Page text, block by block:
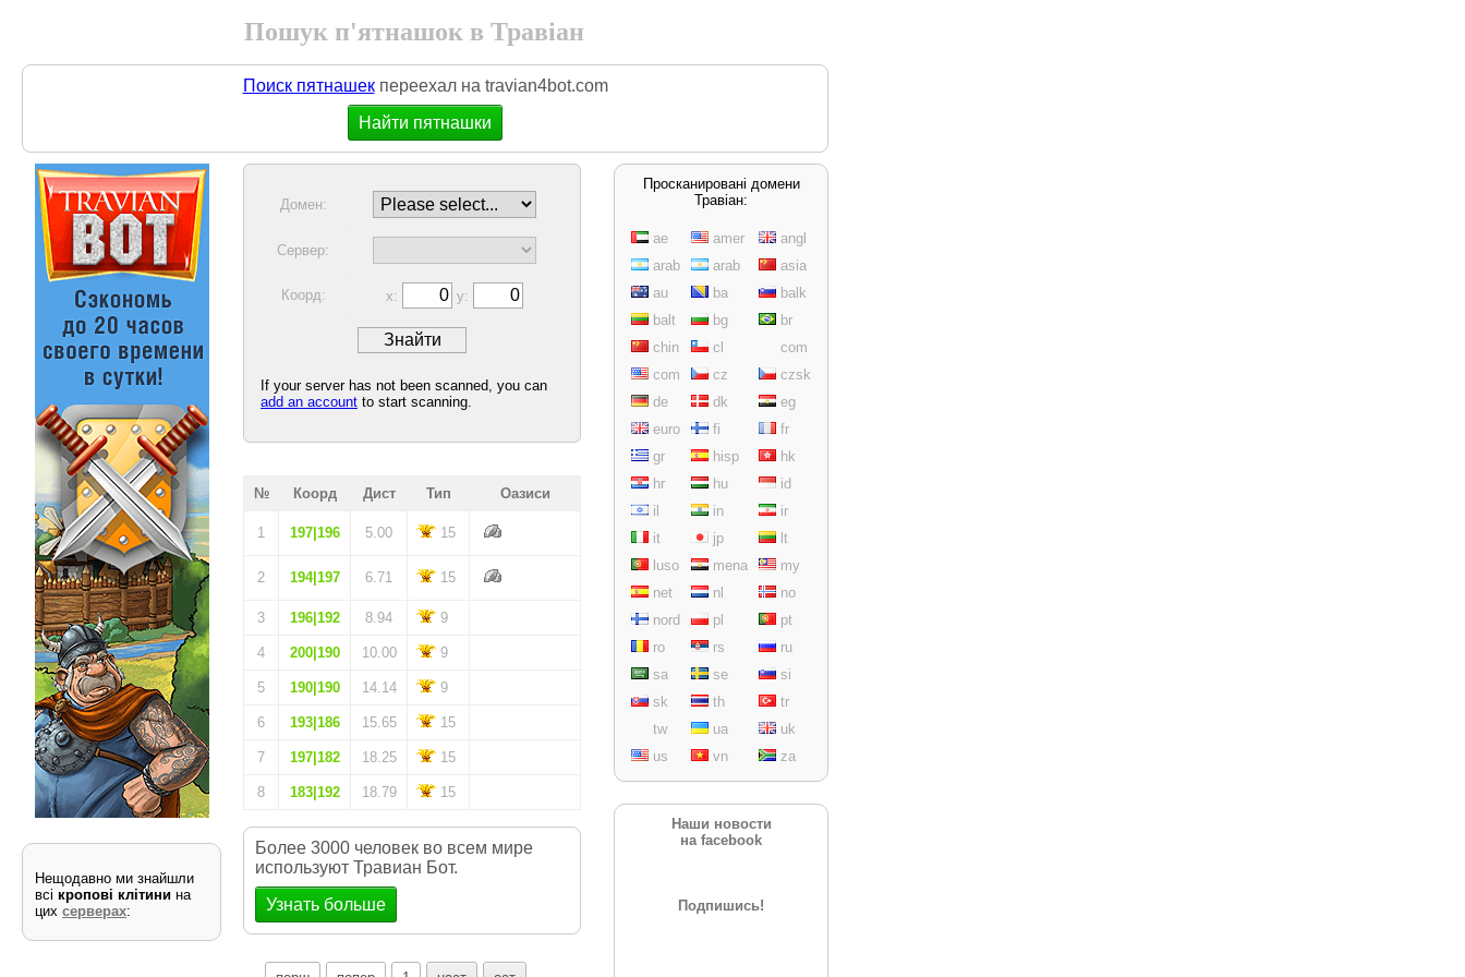
Пошук п'ятнашок в Травіан
Поиск пятнашекпереехал на travian4bot.com
Найти пятнашки
Нещодавно ми знайшли
всі кропові клітини на
цих серверах:
Домен:
Сервер:
Коорд: x: y:
If your server has not been scanned, you can
add an account to start scanning.
№ Коорд Дист Тип Оазиси
1 197|196 5.00 15
2 194|197 6.71 15
3 196|192 8.94 9
4 200|190 10.00 9
5 190|190 14.14 9
6 193|186 15.65 15
7 197|182 18.25 15
8 183|192 18.79 15
Более 3000 человек во всем мире
используют Травиан Бот.
Узнать больше
Просканированi домени
Травiан:
ae amer
angl
arab
arab
asia
au
ba
balk
balt
bg
br
chin
cl
com
com
cz
czsk
de
dk
eg
euro
fi
fr
gr
hisp
hk
hr
hu
id
il
in
ir
it
jp
lt
luso
mena
my
net
nl
no
nord
pl
pt
ro
rs
ru
sa
se
si
sk
th
tr
tw
ua
uk
us
vn za
Наши новости
на facebook
Подпишись!